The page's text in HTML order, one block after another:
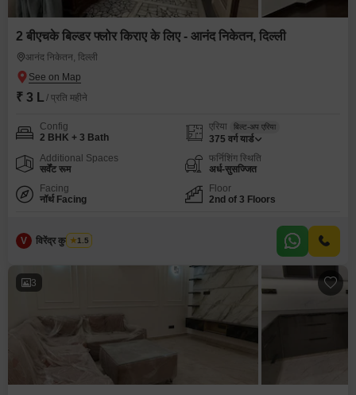
2 बीएचके बिल्डर फ्लोर किराए के लिए - आनंद निकेतन, दिल्ली
आनंद निकेतन, दिल्ली
₹ 3 L / प्रति महीने
Config
2 BHK + 3 Bath
एरिया बिल्ट-अप एरिया
375 वर्ग यार्ड
Additional Spaces
सर्वेंट रूम
फर्निशिंग स्थिति
अर्ध-सुसज्जित
Facing
नॉर्थ Facing
Floor
2nd of 3 Floors
V विरेंद्र कुमार शर्मा
1.5
3